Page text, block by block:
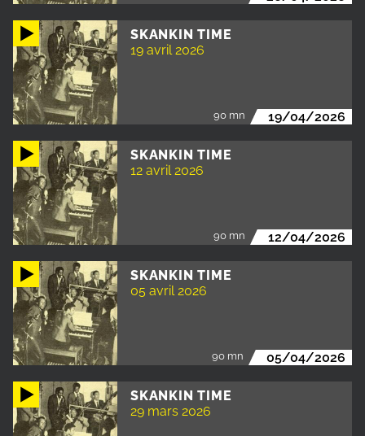
SKANKIN TIME
19 avril 2026
90 mn 19/04/2026
SKANKIN TIME
12 avril 2026
90 mn 12/04/2026
SKANKIN TIME
05 avril 2026
90 mn 05/04/2026
SKANKIN TIME
29 mars 2026